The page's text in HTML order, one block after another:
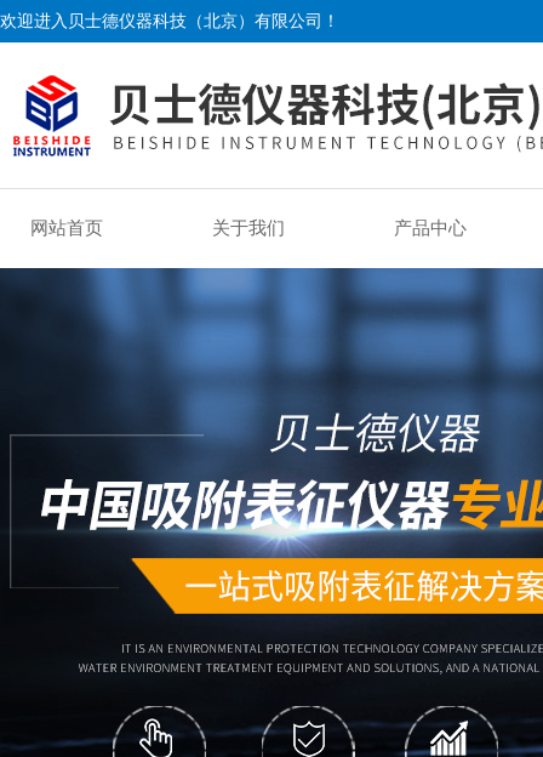
欢迎进入贝士德仪器科技（北京）有限公司！
网站首页 关于我们 产品中心